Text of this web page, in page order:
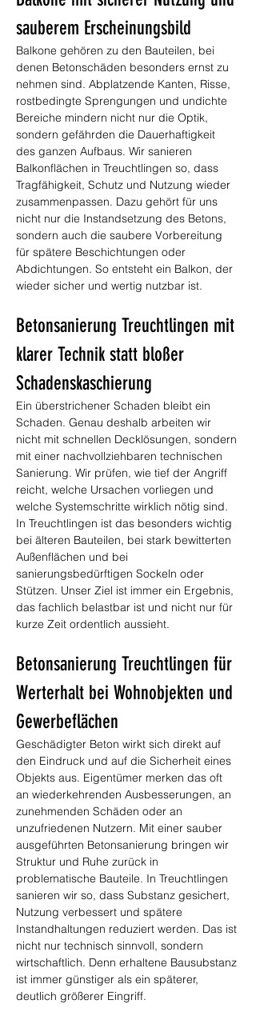
sauberem Erscheinungsbild
Balkone gehören zu den Bauteilen, bei
denen Betonschäden besonders ernst zu
nehmen sind. Abplatzende Kanten, Risse,
rostbedingte Sprengungen und undichte
Bereiche mindern nicht nur die Optik,
sondern gefährden die Dauerhaftigkeit
des ganzen Aufbaus. Wir sanieren
Balkonflächen in Treuchtlingen so, dass
Tragfähigkeit, Schutz und Nutzung wieder
zusammenpassen. Dazu gehört für uns
nicht nur die Instandsetzung des Betons,
sondern auch die saubere Vorbereitung
für spätere Beschichtungen oder
Abdichtungen. So entsteht ein Balkon, der
wieder sicher und wertig nutzbar ist.
Betonsanierung Treuchtlingen mit
klarer Technik statt bloßer
Schadenskaschierung
Ein überstrichener Schaden bleibt ein
Schaden. Genau deshalb arbeiten wir
nicht mit schnellen Decklösungen, sondern
mit einer nachvollziehbaren technischen
Sanierung. Wir prüfen, wie tief der Angriff
reicht, welche Ursachen vorliegen und
welche Systemschritte wirklich nötig sind.
In Treuchtlingen ist das besonders wichtig
bei älteren Bauteilen, bei stark bewitterten
Außenflächen und bei
sanierungsbedürftigen Sockeln oder
Stützen. Unser Ziel ist immer ein Ergebnis,
das fachlich belastbar ist und nicht nur für
kurze Zeit ordentlich aussieht.
Betonsanierung Treuchtlingen für
Werterhalt bei Wohnobjekten und
Gewerbeflächen
Geschädigter Beton wirkt sich direkt auf
den Eindruck und auf die Sicherheit eines
Objekts aus. Eigentümer merken das oft
an wiederkehrenden Ausbesserungen, an
zunehmenden Schäden oder an
unzufriedenen Nutzern. Mit einer sauber
ausgeführten Betonsanierung bringen wir
Struktur und Ruhe zurück in
problematische Bauteile. In Treuchtlingen
sanieren wir so, dass Substanz gesichert,
Nutzung verbessert und spätere
Instandhaltungen reduziert werden. Das ist
nicht nur technisch sinnvoll, sondern
wirtschaftlich. Denn erhaltene Bausubstanz
ist immer günstiger als ein späterer,
deutlich größerer Eingriff.